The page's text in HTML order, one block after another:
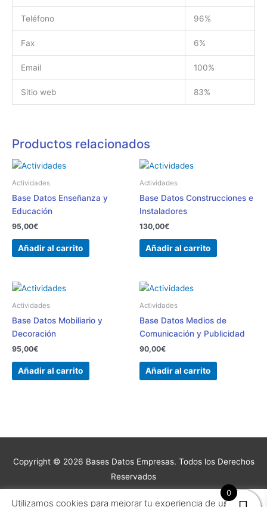
Teléfono 96%
Fax 6%
Email 100%
Sitio web 83%
Productos relacionados
Actividades
Base Datos Enseñanza y
Educación
95,00€
Añadir al carrito
Actividades
Base Datos Construcciones e
Instaladores
130,00€
Añadir al carrito
Actividades
Base Datos Mobiliario y
Decoración
95,00€
Añadir al carrito
Actividades
Base Datos Medios de
Comunicación y Publicidad
90,00€
Añadir al carrito
Copyright © 2026 Bases Datos Empresas. Todos los Derechos
Reservados
Copyright © 2026 Bases Datos Empresas| Desarrollado por
Utilizamos cookies para mejorar tu experiencia de usuario y
0